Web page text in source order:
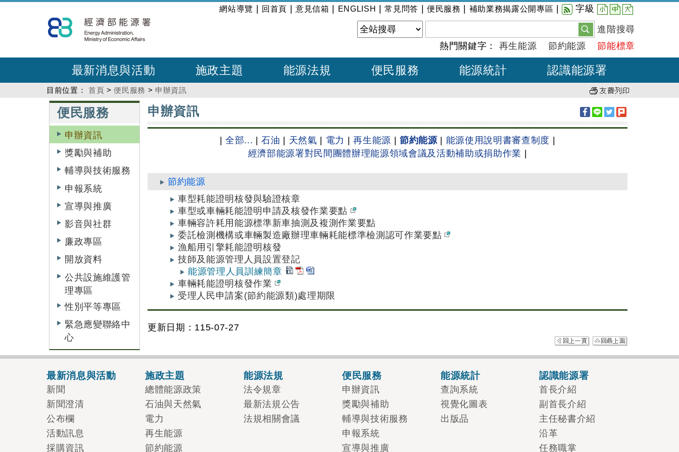
到
主
內
:::
網站導覽 回首頁 意見信箱 ENGLISH |常見問答 便民服務 補助業務揭露公開專區 字級 小 中 大
進階搜尋
熱門關鍵字： 再生能源 節約能源 節能標章
最新消息與活動 施政主題 能源法規 便民服務 能源統計 認識能源署
目前位置： 首頁 >便民服務 > 申辦資訊
便民服務
申辦資訊
獎勵與補助
輔導與技術服務
申報系統
宣導與推廣
影音與社群
廉政專區
開放資料
公共設施維護管
理專區
性別平等專區
緊急應變聯絡中
心
:::
申辦資訊
|全部... |石油 天然氣 電力 |再生能源 節約能源| 能源使用說明書審查制度
經濟部能源署對民間團體辦理能源領域會議及活動補助或捐助作業
節約能源
車型耗能證明核發與驗證核章
車型或車輛耗能證明申請及核發作業要點
車輛容許耗用能源標準新車抽測及複測作業要點
委託檢測機構或車輛製造廠辦理車輛耗能標準檢測認可作業要點
漁船用引擎耗能證明核發
技師及能源管理人員設置登記
能源管理人員訓練簡章
車輛耗能證明核發作業
受理人民申請案(節約能源類)處理期限
更新日期：115-07-27
最新消息與活動
新聞
新聞澄清
公布欄
活動訊息
採購資訊
施政主題
總體能源政策
石油與天然氣
電力
再生能源
節約能源
能源法規
法令規章
最新法規公告
法規相關會議
便民服務
申辦資訊
獎勵與補助
輔導與技術服務
申報系統
宣導與推廣
能源統計
查詢系統
視覺化圖表
出版品
認識能源署
首長介紹
副首長介紹
主任秘書介紹
沿革
任務職掌